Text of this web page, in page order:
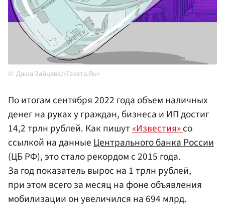
Даша Зайцева/«Газета.Ru»
По итогам сентября 2022 года объем наличных
денег на руках у граждан, бизнеса и ИП достиг
14,2 трлн рублей. Как пишут«Известия»со
ссылкой на данныеЦентрального банка России
(ЦБ РФ), это стало рекордом с 2015 года.
За год показатель вырос на 1 трлн рублей,
при этом всего за месяц на фоне объявления
мобилизации он увеличился на 694 млрд.